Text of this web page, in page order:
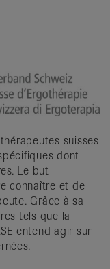
suisses
dont
Le but
connaître et de
Grâce à sa
tels que la
entend agir sur